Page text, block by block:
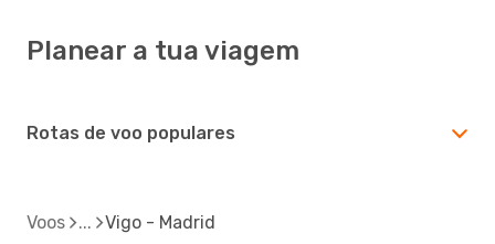
Planear a tua viagem
Rotas de voo populares
Voos Vigo - Madrid